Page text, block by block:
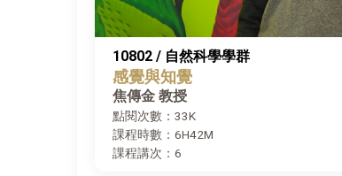
10802 / 自然科學學群
感覺與知覺
焦傳金 教授
點閱次數：33K
課程時數：6H42M
課程講次：6